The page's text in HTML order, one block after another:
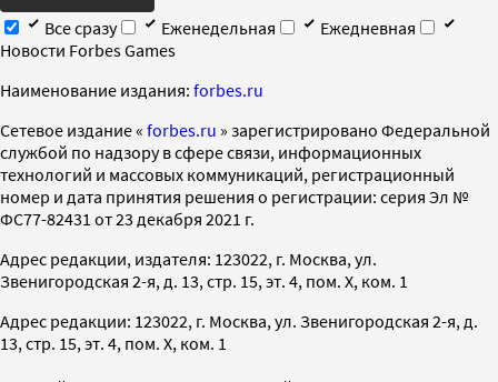
Все сразу
Еженедельная
Ежедневная
Новости Forbes Games
Наименование издания: forbes.ru
Cетевое издание « forbes.ru » зарегистрировано Федеральной
службой по надзору в сфере связи, информационных
технологий и массовых коммуникаций, регистрационный
номер и дата принятия решения о регистрации: серия Эл №
ФС77-82431 от 23 декабря 2021 г.
Адрес редакции, издателя: 123022, г. Москва, ул.
Звенигородская 2-я, д. 13, стр. 15, эт. 4, пом. X, ком. 1
Адрес редакции: 123022, г. Москва, ул. Звенигородская 2-я, д.
13, стр. 15, эт. 4, пом. X, ком. 1